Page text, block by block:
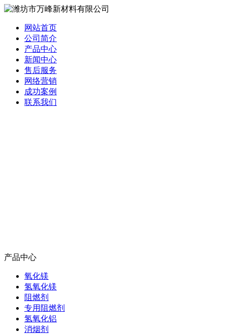
网站首页
公司简介
产品中心
新闻中心
售后服务
网络营销
成功案例
联系我们
产品中心
氧化镁
氢氧化镁
阻燃剂
专用阻燃剂
氢氧化铝
消烟剂